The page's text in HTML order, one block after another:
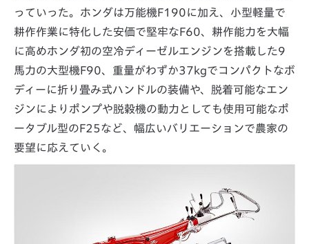
っていった。ホンダは万能機F190に加え、小型軽量で
耕作作業に特化した安価で堅牢なF60、耕作能力を大幅
に高めホンダ初の空冷ディーゼルエンジンを搭載した9
馬力の大型機F90、重量がわずか37kgでコンパクトなボ
ディーに折り畳み式ハンドルの装備や、脱着可能なエン
ジンによりポンプや脱穀機の動力としても使用可能なポ
ータブル型のF25など、幅広いバリエーションで農家の
要望に応えていく。